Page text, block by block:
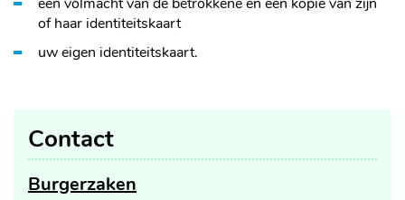
of haar identiteitskaart
uw eigen identiteitskaart.
Contact
Burgerzaken